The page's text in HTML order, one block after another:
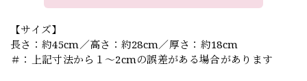
【サイズ】
長さ：約45cm／高さ：約28cm／厚さ：約18cm
＃：上記寸法から１～2cmの誤差がある場合があります